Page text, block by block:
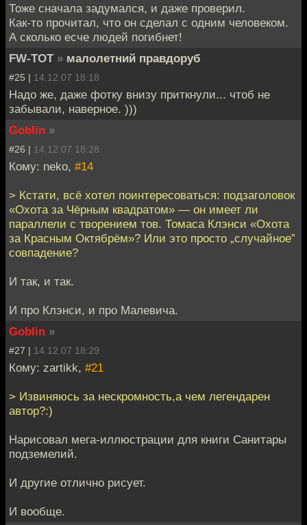
Тоже сначала задумался, и даже проверил.
Как-то прочитал, что он сделал с одним человеком.
А сколько есче людей погибнет!
FW-TOT » малолетний правдоруб
#25 | 14.12.07 18:18
Надо же, даже фотку внизу приткнули... чтоб не
забывали, наверное. )))
Goblin »
#26 | 14.12.07 18:28
Кому: neko, #14
> Кстати, всё хотел поинтересоваться: подзаголовок
«Охота за Чёрным квадратом» — он имеет ли
параллели с творением тов. Томаса Клэнси «Охота
за Красным Октябрём»? Или это просто „случайное”
совпадение?
И так, и так.
И про Клэнси, и про Малевича.
Goblin »
#27 | 14.12.07 18:29
Кому: zartikk, #21
> Извиняюсь за нескромность,а чем легендарен
автор?:)
Нарисовал мега-иллюстрации для книги Санитары
подземелий.
И другие отлично рисует.
И вообще.